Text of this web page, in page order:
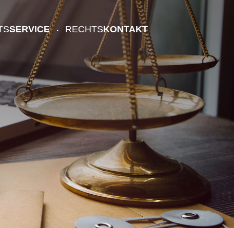
SERVICE RECHTSKONTAKT